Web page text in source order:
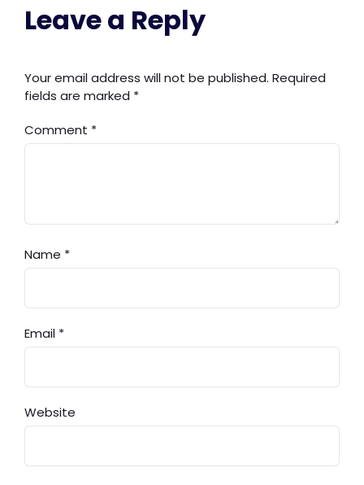
Leave a Reply
Your email address will not be published. Required
fields are marked *
Comment *
Name *
Email *
Website